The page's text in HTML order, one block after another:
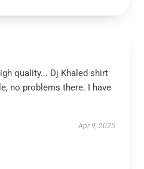
quality... Dj Khaled shirt
no problems there. I have
Apr 9, 2025